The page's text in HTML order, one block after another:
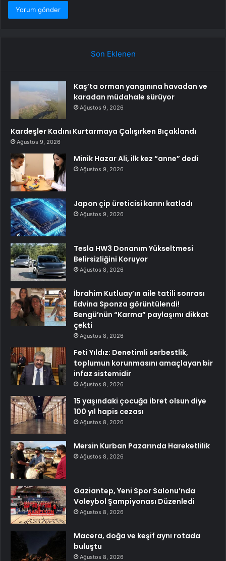
Son Eklenen
Kaş’ta orman yangınına havadan ve
karadan müdahale sürüyor
Ağustos 9, 2026
Kardeşler Kadını Kurtarmaya Çalışırken Bıçaklandı
Ağustos 9, 2026
Minik Hazar Ali, ilk kez “anne” dedi
Ağustos 9, 2026
Japon çip üreticisi karını katladı
Ağustos 9, 2026
Tesla HW3 Donanım Yükseltmesi
Belirsizliğini Koruyor
Ağustos 8, 2026
İbrahim Kutluay’ın aile tatili sonrası
Edvina Sponza görüntülendi!
Bengü’nün “Karma” paylaşımı dikkat
çekti
Ağustos 8, 2026
Feti Yıldız: Denetimli serbestlik,
toplumun korunmasını amaçlayan bir
infaz sistemidir
Ağustos 8, 2026
15 yaşındaki çocuğa ibret olsun diye
100 yıl hapis cezası
Ağustos 8, 2026
Mersin Kurban Pazarında Hareketlilik
Ağustos 8, 2026
Gaziantep, Yeni Spor Salonu’nda
Voleybol Şampiyonası Düzenledi
Ağustos 8, 2026
Macera, doğa ve keşif aynı rotada
buluştu
Ağustos 8, 2026